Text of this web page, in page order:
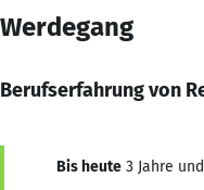
Werdegang
Berufserfahrung von
Bis heute 3 Jahre